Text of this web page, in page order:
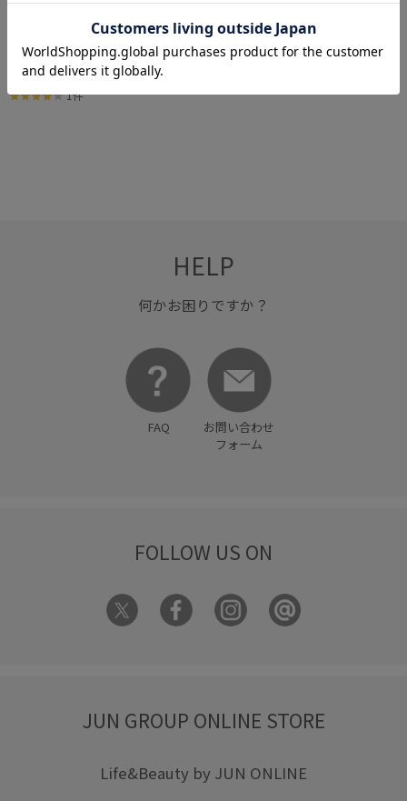
Chateau Jun
セミヨン2017
¥3,300
1件
Chateau Jun
【アートシリーズ】ポー
リーヌ・V・オノの肖像
¥1,760
Chateau Jun
【アートシリーズ】落ち
HELP
何かお困りですか？
FAQ
お問い合わせ
フォーム
FOLLOW US ON
JUN GROUP ONLINE STORE
Life&Beauty by JUN ONLINE